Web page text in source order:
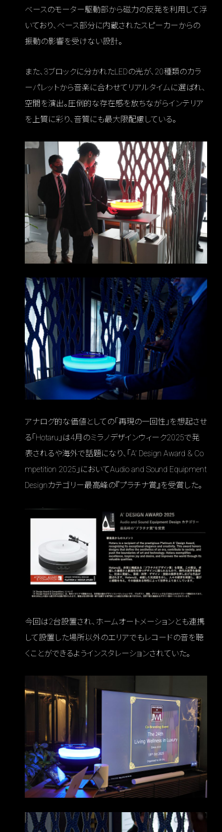
ベースのモーター駆動部から磁力の反発を利用して浮
いており、ベース部分に内蔵されたスピーカーからの
振動の影響を受けない設計。
また、3ブロックに分かれたLEDの光が、20種類のカラ
ーパレットから音楽に合わせてリアルタイムに選ばれ、
空間を演出。圧倒的な存在感を放ちながらインテリア
を上質に彩り、音質にも最大限配慮している。
アナログ的な価値としての「再現の一回性」を想起させ
る「Hotaru」は4月のミラノデザインウィーク2025で発
表されるや海外で話題になり、「A’ Design Award & Co
mpetition 2025」においてAudio and Sound Equipment
Designカテゴリー最高峰の『プラチナ賞』を受賞した。
今回は2台設置され、ホームオートメーションとも連携
して設置した場所以外のエリアでもレコードの音を聴
くことができるようインスタレーションされていた。